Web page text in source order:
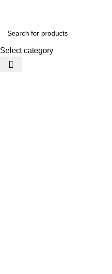
Select category